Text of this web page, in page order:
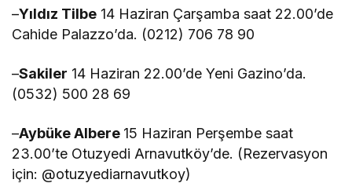
–Yıldız Tilbe 14 Haziran Çarşamba saat 22.00’de
Cahide Palazzo’da. (0212) 706 78 90
–Sakiler 14 Haziran 22.00’de Yeni Gazino’da.
(0532) 500 28 69
–Aybüke Albere 15 Haziran Perşembe saat
23.00’te Otuzyedi Arnavutköy’de. (Rezervasyon
için: @otuzyediarnavutkoy)